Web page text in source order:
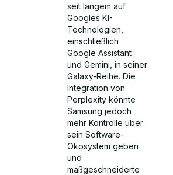
seit langem auf
Googles KI-
Technologien,
einschließlich
Google Assistant
und Gemini, in seiner
Galaxy-Reihe. Die
Integration von
Perplexity könnte
Samsung jedoch
mehr Kontrolle über
sein Software-
Ökosystem geben
und
maßgeschneiderte